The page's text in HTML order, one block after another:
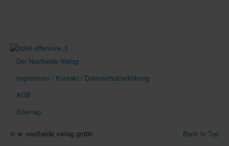
Der Nostheide Verlag
Impressum / Kontakt / Datenschutzerklärung
AGB
Sitemap
Back to Top
© w. nostheide verlag gmbh